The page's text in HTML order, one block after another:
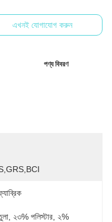
এখনই যোগাযোগ করুন
পণ্য বিবরণ
২৩% পলিস্টার, ২%